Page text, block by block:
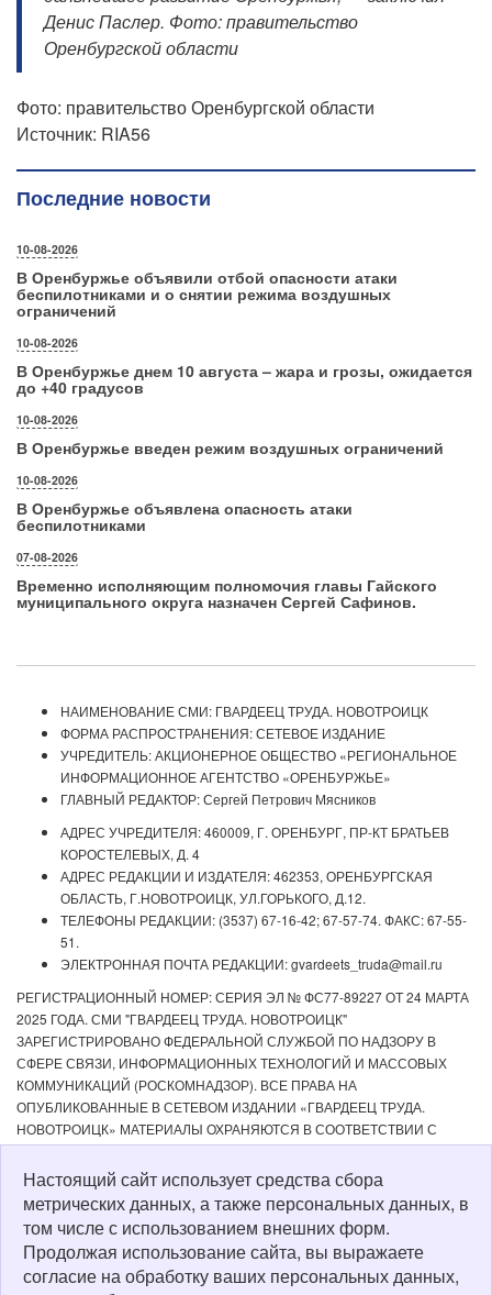
Денис Паслер. Фото: правительство
Оренбургской области
Фото: правительство Оренбургской области
Источник: RIA56
Последние новости
10-08-2026
В Оренбуржье объявили отбой опасности атаки
беспилотниками и о снятии режима воздушных
ограничений
10-08-2026
В Оренбуржье днем 10 августа – жара и грозы, ожидается
до +40 градусов
10-08-2026
В Оренбуржье введен режим воздушных ограничений
10-08-2026
В Оренбуржье объявлена опасность атаки
беспилотниками
07-08-2026
Временно исполняющим полномочия главы Гайского
муниципального округа назначен Сергей Сафинов.
НАИМЕНОВАНИЕ СМИ: ГВАРДЕЕЦ ТРУДА. НОВОТРОИЦК
ФОРМА РАСПРОСТРАНЕНИЯ: СЕТЕВОЕ ИЗДАНИЕ
УЧРЕДИТЕЛЬ: АКЦИОНЕРНОЕ ОБЩЕСТВО «РЕГИОНАЛЬНОЕ
ИНФОРМАЦИОННОЕ АГЕНТСТВО «ОРЕНБУРЖЬЕ»
ГЛАВНЫЙ РЕДАКТОР: Сергей Петрович Мясников
АДРЕС УЧРЕДИТЕЛЯ: 460009, Г. ОРЕНБУРГ, ПР-КТ БРАТЬЕВ
КОРОСТЕЛЕВЫХ, Д. 4
АДРЕС РЕДАКЦИИ И ИЗДАТЕЛЯ: 462353, ОРЕНБУРГСКАЯ
ОБЛАСТЬ, Г.НОВОТРОИЦК, УЛ.ГОРЬКОГО, Д.12.
ТЕЛЕФОНЫ РЕДАКЦИИ: (3537) 67-16-42; 67-57-74. ФАКС: 67-55-
51.
ЭЛЕКТРОННАЯ ПОЧТА РЕДАКЦИИ: gvardeets_truda@mail.ru
РЕГИСТРАЦИОННЫЙ НОМЕР: СЕРИЯ ЭЛ № ФС77-89227 ОТ 24 МАРТА
2025 ГОДА. СМИ "ГВАРДЕЕЦ ТРУДА. НОВОТРОИЦК"
ЗАРЕГИСТРИРОВАНО ФЕДЕРАЛЬНОЙ СЛУЖБОЙ ПО НАДЗОРУ В
СФЕРЕ СВЯЗИ, ИНФОРМАЦИОННЫХ ТЕХНОЛОГИЙ И МАССОВЫХ
КОММУНИКАЦИЙ (РОСКОМНАДЗОР). ВСЕ ПРАВА НА
ОПУБЛИКОВАННЫЕ В СЕТЕВОМ ИЗДАНИИ «ГВАРДЕЕЦ ТРУДА.
НОВОТРОИЦК» МАТЕРИАЛЫ ОХРАНЯЮТСЯ В СООТВЕТСТВИИ С
ЗАКОНОДАТЕЛЬСТВОМ РФ. ЛЮБОЕ ИСПОЛЬЗОВАНИЕ МАТЕРИАЛОВ
ДОПУСКАЕТСЯ ТОЛЬКО ПО СОГЛАСОВАНИЮ С РЕДАКЦИЕЙ С
ОБЯЗАТЕЛЬНОЙ АКТИВНОЙ ССЫЛКОЙ НА ИСТОЧНИК. РЕДАКЦИЯ НЕ
НЕСЕТ ОТВЕТСТВЕННОСТИ ЗА ДОСТОВЕРНОСТЬ РЕКЛАМНЫХ
МАТЕРИАЛОВ, РАЗМЕЩЕННЫХ В СЕТЕВОМ ИЗДАНИИ «ГВАРДЕЕЦ
ТРУДА. НОВОТРОИЦК», А ТАКЖЕ ЗА СОДЕРЖАНИЕ ВЕБ-САЙТОВ, НА
КОТОРЫЕ ДАНЫ ГИПЕРССЫЛКИ. ДЛЯ ДЕТЕЙ СТАРШЕ 16 ЛЕТ.
Настоящий сайт использует средства сбора
метрических данных, а также персональных данных, в
том числе с использованием внешних форм.
Продолжая использование сайта, вы выражаете
согласие на обработку ваших персональных данных,